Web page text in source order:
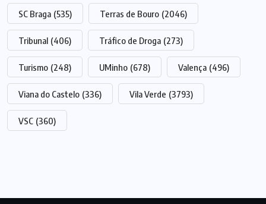
SC Braga (535) Terras de Bouro (2046)
Tribunal (406) Tráfico de Droga (273)
Turismo (248) UMinho (678) Valença (496)
Viana do Castelo (336) Vila Verde (3793)
VSC (360)